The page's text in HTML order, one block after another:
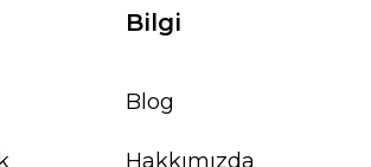
Bilgi
Blog
Hakkımızda